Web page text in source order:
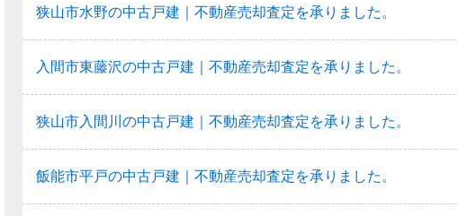
狭山市水野の中古戸建｜不動産売却査定を承りました。
入間市東藤沢の中古戸建｜不動産売却査定を承りました。
狭山市入間川の中古戸建｜不動産売却査定を承りました。
飯能市平戸の中古戸建｜不動産売却査定を承りました。